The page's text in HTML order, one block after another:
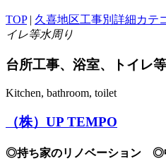
TOP| 久喜地区工事別詳細カテ
イレ等水周り
台所工事、浴室、トイレ
Kitchen, bathroom, toilet
（株）UP TEMPO
◎持ち家のリノベーション ◎